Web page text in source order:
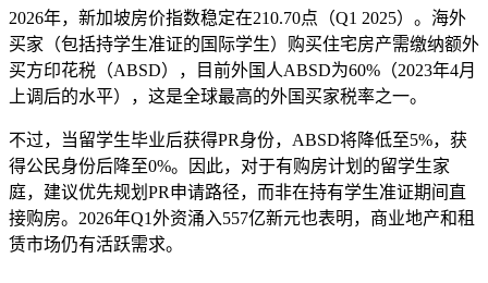
2026年，新加坡房价指数稳定在210.70点（Q1 2025）。海外
买家（包括持学生准证的国际学生）购买住宅房产需缴纳额外
买方印花税（ABSD），目前外国人ABSD为60%（2023年4月
上调后的水平），这是全球最高的外国买家税率之一。
不过，当留学生毕业后获得PR身份，ABSD将降低至5%，获
得公民身份后降至0%。因此，对于有购房计划的留学生家
庭，建议优先规划PR申请路径，而非在持有学生准证期间直
接购房。2026年Q1外资涌入557亿新元也表明，商业地产和租
赁市场仍有活跃需求。